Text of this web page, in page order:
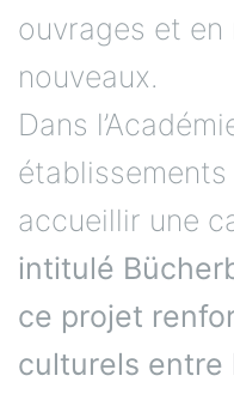
ouvrages et en
nouveaux.
Dans
accueillir une
intitulé
ce projet
culturels entre